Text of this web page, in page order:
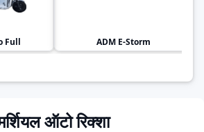
Full ADM E-Storm
ऑटो रिक्शा